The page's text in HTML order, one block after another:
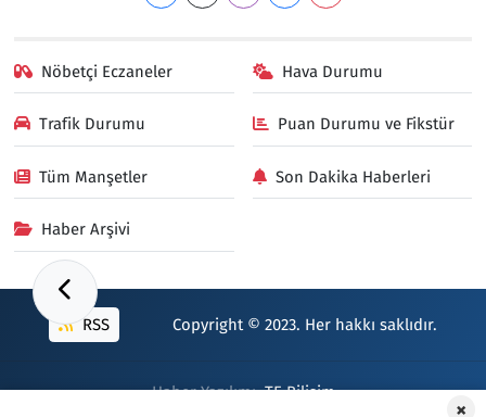
×
Nöbetçi Eczaneler Hava Durumu
Trafik Durumu Puan Durumu ve Fikstür
Tüm Manşetler Son Dakika Haberleri
Haber Arşivi
RSS Copyright © 2023. Her hakkı saklıdır.
Haber Yazılımı:TE Bilişim